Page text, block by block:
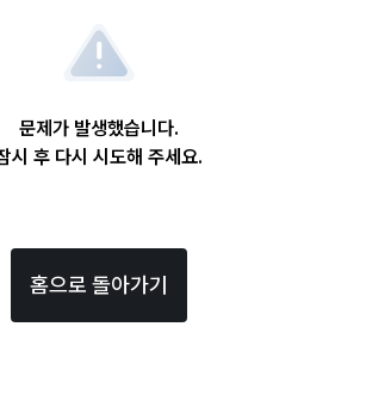
문제가 발생했습니다.
시 후 다시 시도해 주세요.
홈으로 돌아가기